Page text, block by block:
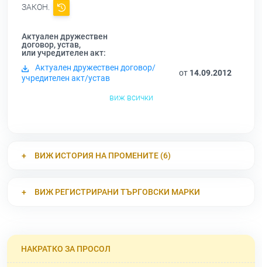
ЗАКОН.
Актуален дружествен
договор, устав,
или учредителен акт:
Актуален дружествен договор/
учредителен акт/устав
от 14.09.2012
виж всички
ВИЖ ИСТОРИЯ НА ПРОМЕНИТЕ (6)
ВИЖ РЕГИСТРИРАНИ ТЪРГОВСКИ МАРКИ
НАКРАТКО ЗА ПРОСОЛ